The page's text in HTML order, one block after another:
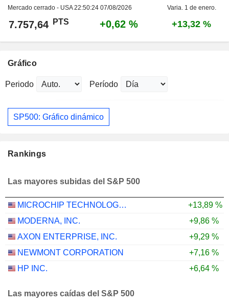
Mercado cerrado - USA22:50:24 07/08/2026 Varia. 1 de enero.
7.757,64 PTS +0,62 % +13,32 %
Gráfico
Periodo Período
SP500: Gráfico dinámico
Rankings
Las mayores subidas del S&P 500
MICROCHIP TECHNOLOGY INCORPORATED
+13,89 %
MODERNA, INC.
+9,86 %
AXON ENTERPRISE, INC.
+9,29 %
NEWMONT CORPORATION
+7,16 %
HP INC.
+6,64 %
Las mayores caídas del S&P 500